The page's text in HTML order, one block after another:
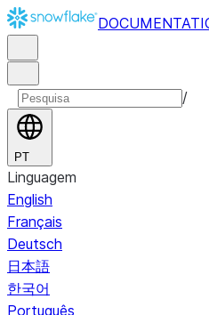
/
PT
Linguagem
English
Français
Deutsch
日本語
한국어
Português